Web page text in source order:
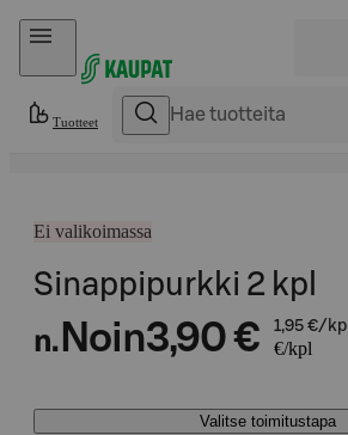
Hyppää sisältöön
Tuotteet
Ei valikoimassa
Sinappipurkki 2 kpl
n. Noin3,90 € 1,95 €/kpl
€/kpl
Valitse toimitustapa